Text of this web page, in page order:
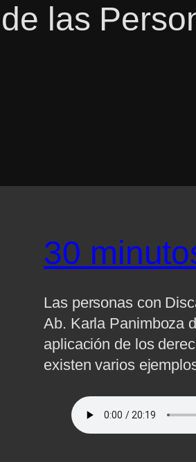
las
30
Las personas con
Ab. Karla Panimboza
aplicación de los
existen varios